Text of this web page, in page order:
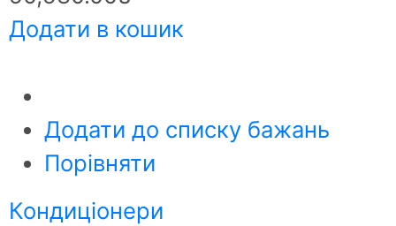
Додати в кошик
Додати до списку бажань
Порівняти
Кондиціонери